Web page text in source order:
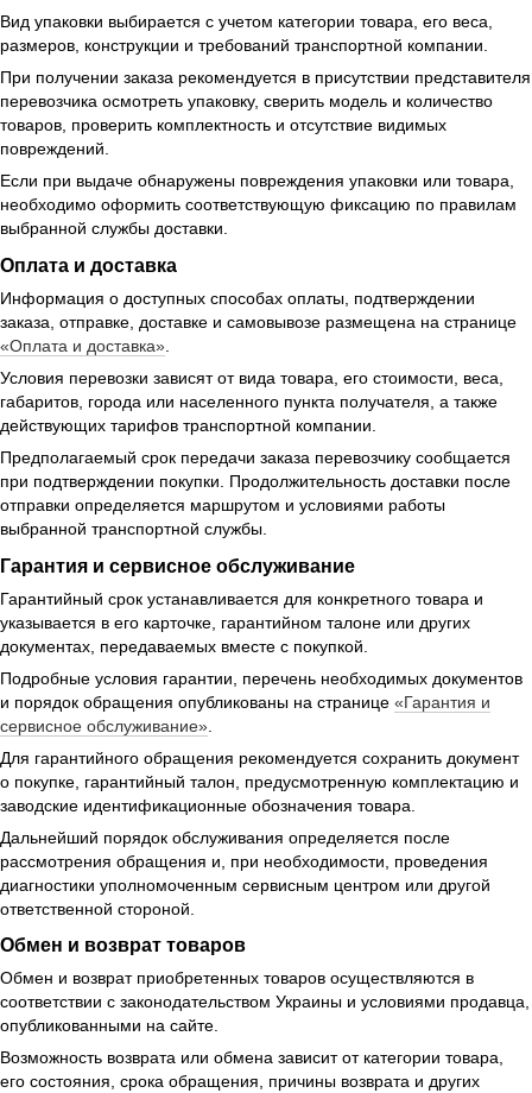
Вид упаковки выбирается с учетом категории товара, его веса,
размеров, конструкции и требований транспортной компании.
При получении заказа рекомендуется в присутствии представителя
перевозчика осмотреть упаковку, сверить модель и количество
товаров, проверить комплектность и отсутствие видимых
повреждений.
Если при выдаче обнаружены повреждения упаковки или товара,
необходимо оформить соответствующую фиксацию по правилам
выбранной службы доставки.
Оплата и доставка
Информация о доступных способах оплаты, подтверждении
заказа, отправке, доставке и самовывозе размещена на странице
«Оплата и доставка»
Условия перевозки зависят от вида товара, его стоимости, веса,
габаритов, города или населенного пункта получателя, а также
действующих тарифов транспортной компании.
Предполагаемый срок передачи заказа перевозчику сообщается
при подтверждении покупки. Продолжительность доставки после
отправки определяется маршрутом и условиями работы
выбранной транспортной службы.
Гарантия и сервисное обслуживание
Гарантийный срок устанавливается для конкретного товара и
указывается в его карточке, гарантийном талоне или других
документах, передаваемых вместе с покупкой.
Подробные условия гарантии, перечень необходимых документов
и порядок обращения опубликованы на странице «Гарантия и
сервисное обслуживание»
Для гарантийного обращения рекомендуется сохранить документ
о покупке, гарантийный талон, предусмотренную комплектацию и
заводские идентификационные обозначения товара.
Дальнейший порядок обслуживания определяется после
рассмотрения обращения и, при необходимости, проведения
диагностики уполномоченным сервисным центром или другой
ответственной стороной.
Обмен и возврат товаров
Обмен и возврат приобретенных товаров осуществляются в
соответствии с законодательством Украины и условиями продавца,
опубликованными на сайте.
Возможность возврата или обмена зависит от категории товара,
его состояния, срока обращения, причины возврата и других